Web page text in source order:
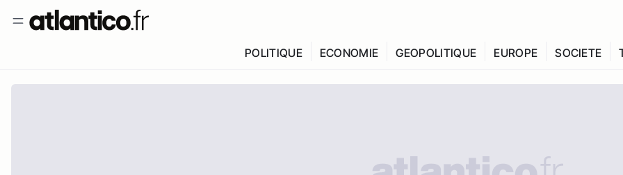
POLITIQUE ECONOMIE GEOPOLITIQUE EUROPE SOCIETE